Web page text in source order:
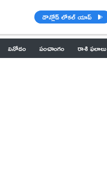
డౌన్లోడ్ లోకల్ యాప్
వినోదం పంచాంగం రాశి ఫలాలు